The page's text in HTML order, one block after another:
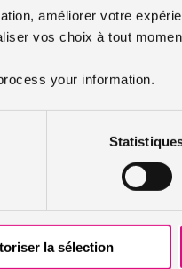
améliorer votre
vos choix à tout
your information.
la sélection
!- ayant moins de 10 ans à
permet de rouler en
!
et aux besoins de